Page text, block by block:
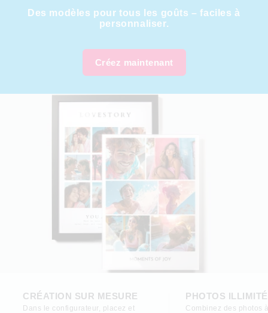
Des modèles pour tous les goûts – faciles à
personnaliser.
Créez maintenant
CRÉATION SUR MESURE
Dans le configurateur, placez et
PHOTOS
Combinez des photos